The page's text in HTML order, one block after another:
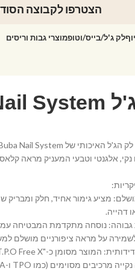
הצטרפו לקבוצה
לק ג'ל/בייס/וטופמוצרי גבות וריסים
נקי, אלגנטי וטבעי המעניק מראה
מציע גימור אחיד, חלק ומבריק
דהייה.
גבוהה: נוסחה מתקדמת המבטיחה
על מראה ציפורניים מושלם